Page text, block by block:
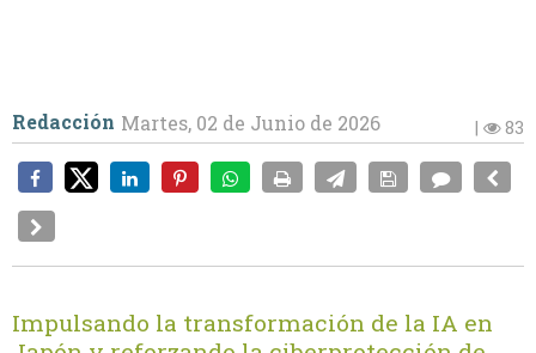
Redacción | 83
Martes, 02 de Junio de 2026
Impulsando la transformación de la IA en